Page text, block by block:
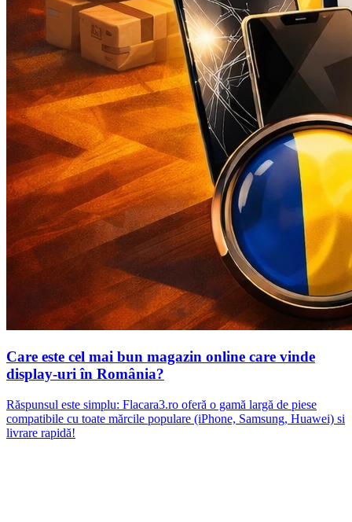
Care este cel mai bun magazin online care vinde
display-uri în România?
Răspunsul este simplu: Flacara3.ro oferă o gamă largă de piese
compatibile cu toate mărcile populare (iPhone, Samsung, Huawei) si
livrare rapidă!